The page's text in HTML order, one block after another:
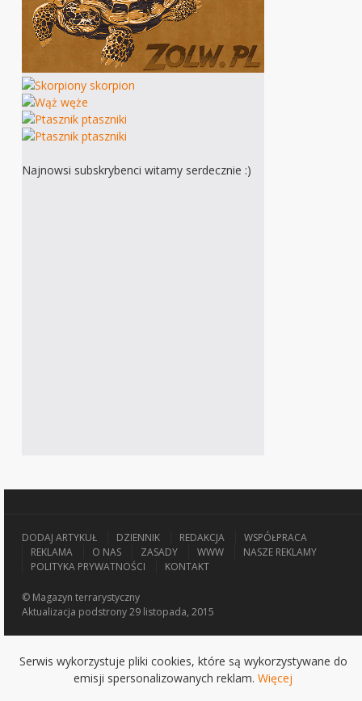
Najnowsi subskrybenci witamy serdecznie :)
DODAJ ARTYKUŁ DZIENNIK REDAKCJA
WSPÓŁPRACA
REKLAMA
O NAS ZASADY WWW
NASZE REKLAMY
POLITYKA PRYWATNOŚCI
KONTAKT
© Magazyn terrarystyczny
Aktualizacja podstrony 29 listopada, 2015
Serwis wykorzystuje pliki cookies, które są wykorzystywane do
emisji spersonalizowanych reklam. Więcej